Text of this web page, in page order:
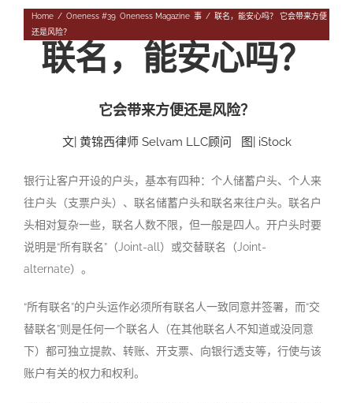
人
往期杂志
第54期
第52期
投稿
《华汇》杂志介绍
编委会
Home / Oneness #39, Oneness Magazine, 事 / 联名，能安心吗？ 它会带来方便
还是风险？
联名，能安心吗？
它会带来方便还是风险？
文| 黄锦西律师 Selvam LLC顾问 图| iStock
银行让客户开设的户头，基本有四种：个人储蓄户头、个人来
往户头（支票户头）、联名储蓄户头和联名来往户头。联名户
头相对复杂一些，联名人数不限，但一般是四人。开户头时要
说明是“所有联名”（Joint-all）或交替联名（Joint-
alternate）。
“所有联名”的户头运作必须所有联名人一致同意并签署，而“交
替联名”则是任何一个联名人（在其他联名人不知道或没同意
下）都可独立提款、转账、开支票、向银行透支等，行使与该
账户有关的权力和权利。